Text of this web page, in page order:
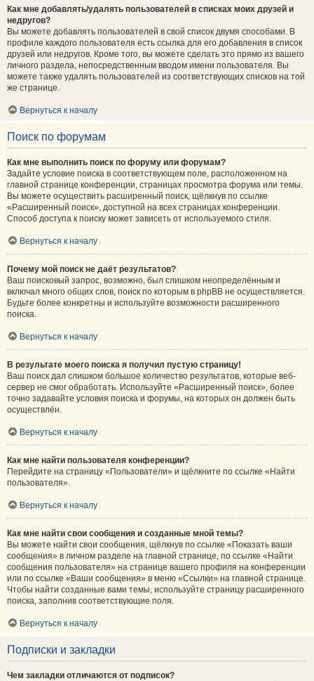
Как мне добавлять/удалять пользователей в списках моих друзей и
недругов?
Вы можете добавлять пользователей в свой список двумя способами. В
профиле каждого пользователя есть ссылка для его добавления в список
друзей или недругов. Кроме того, вы можете сделать это прямо из вашего
личного раздела, непосредственным вводом имени пользователя. Вы
можете также удалять пользователей из соответствующих списков на той
же странице.
Вернуться к началу
Поиск по форумам
Как мне выполнить поиск по форуму или форумам?
Задайте условие поиска в соответствующем поле, расположенном на
главной странице конференции, страницах просмотра форума или темы.
Вы можете осуществить расширенный поиск, щёлкнув по ссылке
«Расширенный поиск», доступной на всех страницах конференции.
Способ доступа к поиску может зависеть от используемого стиля.
Вернуться к началу
Почему мой поиск не даёт результатов?
Ваш поисковый запрос, возможно, был слишком неопределённым и
включал много общих слов, поиск по которым в phpBB не осуществляется.
Будьте более конкретны и используйте возможности расширенного
поиска.
Вернуться к началу
В результате моего поиска я получил пустую страницу!
Ваш поиск дал слишком большое количество результатов, которые веб-
сервер не смог обработать. Используйте «Расширенный поиск», более
точно задавайте условия поиска и форумы, на которых он должен быть
осуществлён.
Вернуться к началу
Как мне найти пользователя конференции?
Перейдите на страницу «Пользователи» и щёлкните по ссылке «Найти
пользователя».
Вернуться к началу
Как мне найти свои сообщения и созданные мной темы?
Вы можете найти свои сообщения, щёлкнув по ссылке «Показать ваши
сообщения» в личном разделе на главной странице, по ссылке «Найти
сообщения пользователя» на странице вашего профиля на конференции
или по ссылке «Ваши сообщения» в меню «Ссылки» на главной странице.
Чтобы найти созданные вами темы, используйте страницу расширенного
поиска, заполнив соответствующие поля.
Вернуться к началу
Подписки и закладки
Чем закладки отличаются от подписок?